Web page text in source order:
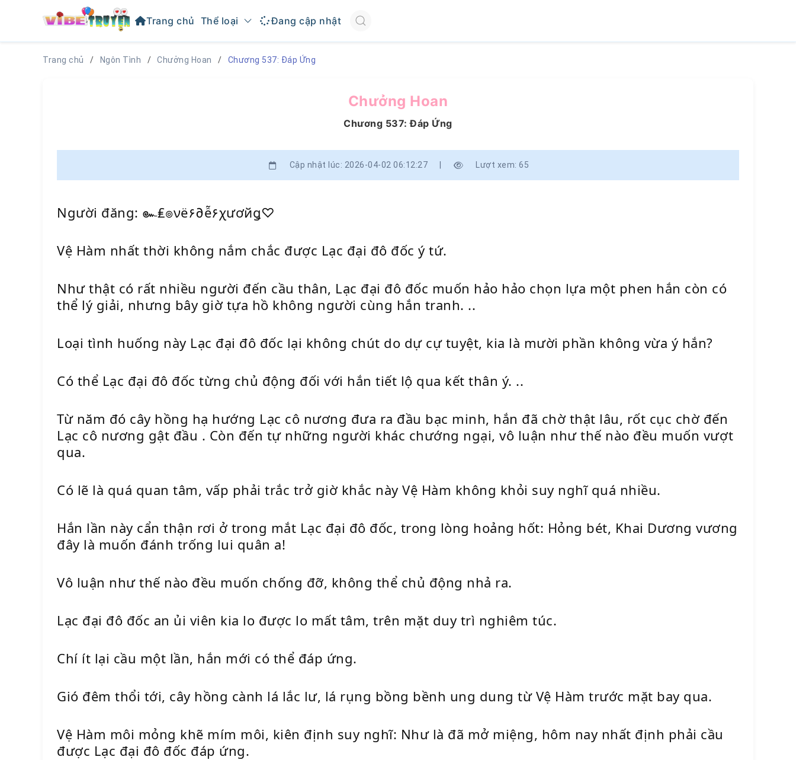
Trang chủ Thể loại Đang cập nhật
Trang chủ Ngôn Tình Chưởng Hoan Chương 537: Đáp Ứng
Chưởng Hoan
Chương 537: Đáp Ứng
Cập nhật lúc: 2026-04-02 06:12:27 Lượt xem: 65
Người đăng: ๛₤๏νë۶∂ễ۶χươйǥ♡
Vệ Hàm nhất thời không nắm chắc được Lạc đại đô đốc ý tứ.
Như thật có rất nhiều người đến cầu thân, Lạc đại đô đốc muốn hảo hảo chọn lựa một phen hắn còn có
thể lý giải, nhưng bây giờ tựa hồ không người cùng hắn tranh. ..
Loại tình huống này Lạc đại đô đốc lại không chút do dự cự tuyệt, kia là mười phần không vừa ý hắn?
Có thể Lạc đại đô đốc từng chủ động đối với hắn tiết lộ qua kết thân ý. ..
Từ năm đó cây hồng hạ hướng Lạc cô nương đưa ra đầu bạc minh, hắn đã chờ thật lâu, rốt cục chờ đến
Lạc cô nương gật đầu . Còn đến tự những người khác chướng ngại, vô luận như thế nào đều muốn vượt
qua.
Có lẽ là quá quan tâm, vấp phải trắc trở giờ khắc này Vệ Hàm không khỏi suy nghĩ quá nhiều.
Hắn lần này cẩn thận rơi ở trong mắt Lạc đại đô đốc, trong lòng hoảng hốt: Hỏng bét, Khai Dương vương
đây là muốn đánh trống lui quân a!
Vô luận như thế nào đều muốn chống đỡ, không thể chủ động nhả ra.
Lạc đại đô đốc an ủi viên kia lo được lo mất tâm, trên mặt duy trì nghiêm túc.
Chí ít lại cầu một lần, hắn mới có thể đáp ứng.
Gió đêm thổi tới, cây hồng cành lá lắc lư, lá rụng bồng bềnh ung dung từ Vệ Hàm trước mặt bay qua.
Vệ Hàm môi mỏng khẽ mím môi, kiên định suy nghĩ: Như là đã mở miệng, hôm nay nhất định phải cầu
được Lạc đại đô đốc đáp ứng.